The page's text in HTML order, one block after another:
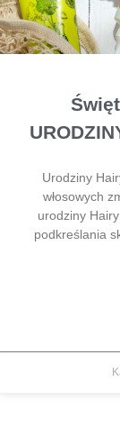
Urodziny
włosowych
urodziny
podkreślania